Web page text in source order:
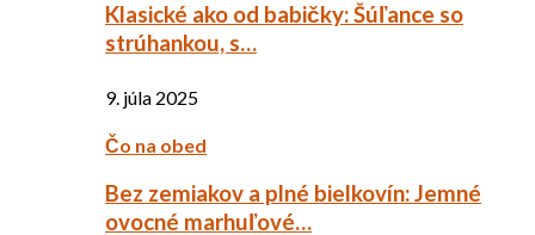
Klasické ako od babičky: Šúľance so
strúhankou, s…
9. júla 2025
Čo na obed
Bez zemiakov a plné bielkovín: Jemné
ovocné marhuľové…